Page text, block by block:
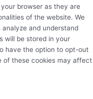
browser as they are
of the website. We
and understand
will be stored in your
have the option to opt-out
of these cookies may affect